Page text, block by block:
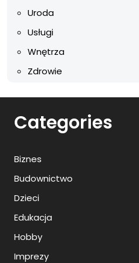
Uroda
Usługi
Wnętrza
Zdrowie
Categories
Biznes
Budownictwo
Dzieci
Edukacja
Hobby
Imprezy